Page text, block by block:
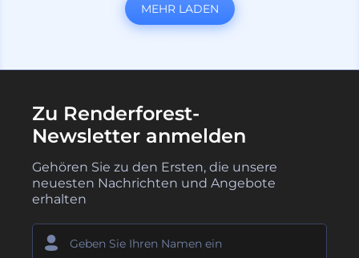
MEHR LADEN
Zu Renderforest-
Newsletter anmelden
Gehören Sie zu den Ersten, die unsere
neuesten Nachrichten und Angebote
erhalten